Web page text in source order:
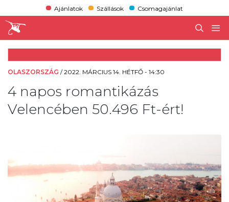
Ajánlatok Szállások Csomagajánlat
OLASZORSZÁG /2022. MÁRCIUS 14. HÉTFŐ - 14:30
4 napos romantikázás
Velencében 50.496 Ft-ért!